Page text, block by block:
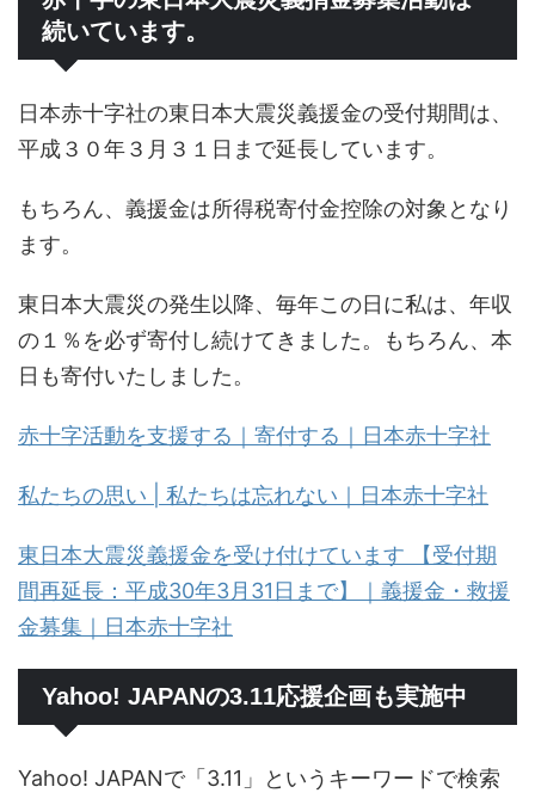
続いています。
日本赤十字社の東日本大震災義援金の受付期間は、
平成３０年３月３１日まで延長しています。
もちろん、義援金は所得税寄付金控除の対象となり
ます。
東日本大震災の発生以降、毎年この日に私は、年収
の１％を必ず寄付し続けてきました。もちろん、本
日も寄付いたしました。
赤十字活動を支援する｜寄付する｜日本赤十字社
私たちの思い | 私たちは忘れない｜日本赤十字社
東日本大震災義援金を受け付けています 【受付期
間再延長：平成30年3月31日まで】｜義援金・救援
金募集｜日本赤十字社
Yahoo! JAPANの3.11応援企画も実施中
Yahoo! JAPANで「3.11」というキーワードで検索